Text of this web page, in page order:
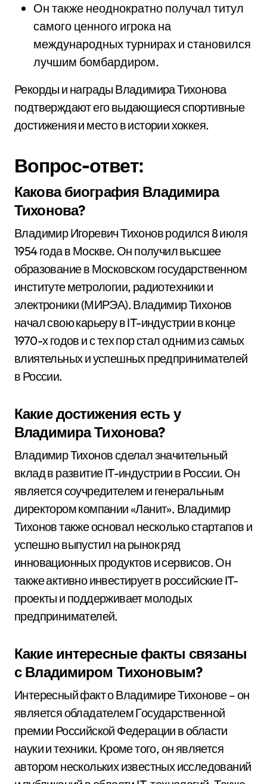
Он также неоднократно получал титул
самого ценного игрока на
международных турнирах и становился
лучшим бомбардиром.
Рекорды и награды Владимира Тихонова
подтверждают его выдающиеся спортивные
достижения и место в истории хоккея.
Вопрос-ответ:
Какова биография Владимира
Тихонова?
Владимир Игоревич Тихонов родился 8 июля
1954 года в Москве. Он получил высшее
образование в Московском государственном
институте метрологии, радиотехники и
электроники (МИРЭА). Владимир Тихонов
начал свою карьеру в IT-индустрии в конце
1970-х годов и с тех пор стал одним из самых
влиятельных и успешных предпринимателей
в России.
Какие достижения есть у
Владимира Тихонова?
Владимир Тихонов сделал значительный
вклад в развитие IT-индустрии в России. Он
является соучредителем и генеральным
директором компании «Ланит». Владимир
Тихонов также основал несколько стартапов и
успешно выпустил на рынок ряд
инновационных продуктов и сервисов. Он
также активно инвестирует в российские IT-
проекты и поддерживает молодых
предпринимателей.
Какие интересные факты связаны
с Владимиром Тихоновым?
Интересный факт о Владимире Тихонове – он
является обладателем Государственной
премии Российской Федерации в области
науки и техники. Кроме того, он является
автором нескольких известных исследований